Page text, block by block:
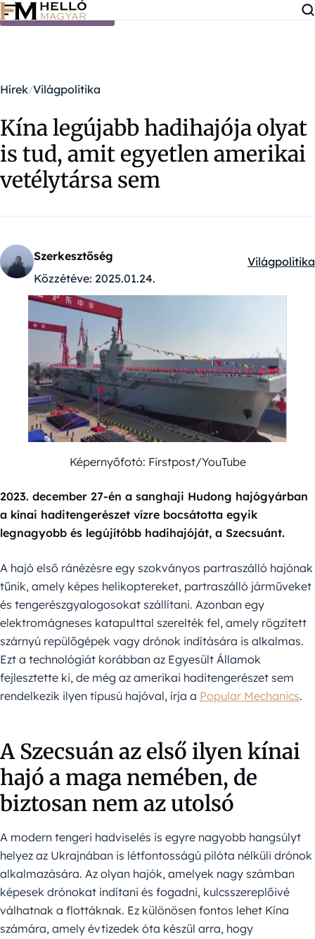
Ugrás a tartalomra
Hírek Világpolitika
Kína legújabb hadihajója olyat
is tud, amit egyetlen amerikai
vetélytársa sem
Szerkesztőség
Közzétéve: 2025.01.24.
Kategóriák:
Világpolitika
Képernyőfotó: Firstpost/YouTube
2023. december 27-én a sanghaji Hudong hajógyárban
a kínai haditengerészet vízre bocsátotta egyik
legnagyobb és legújítóbb hadihajóját, a Szecsuánt.
A hajó első ránézésre egy szokványos partraszálló hajónak
tűnik, amely képes helikoptereket, partraszálló járműveket
és tengerészgyalogosokat szállítani. Azonban egy
elektromágneses katapulttal szerelték fel, amely rögzített
szárnyú repülőgépek vagy drónok indítására is alkalmas.
Ezt a technológiát korábban az Egyesült Államok
fejlesztette ki, de még az amerikai haditengerészet sem
rendelkezik ilyen típusú hajóval, írja a Popular Mechanics.
A Szecsuán az első ilyen kínai
hajó a maga nemében, de
biztosan nem az utolsó
A modern tengeri hadviselés is egyre nagyobb hangsúlyt
helyez az Ukrajnában is létfontosságú pilóta nélküli drónok
alkalmazására. Az olyan hajók, amelyek nagy számban
képesek drónokat indítani és fogadni, kulcsszereplőivé
válhatnak a flottáknak. Ez különösen fontos lehet Kína
számára, amely évtizedek óta készül arra, hogy